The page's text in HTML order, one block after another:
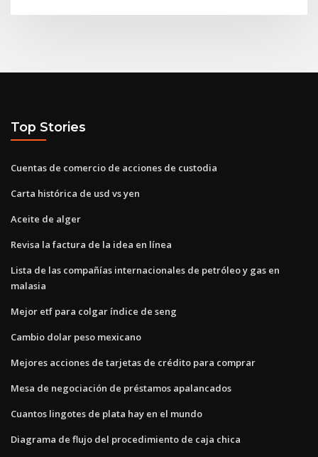
Top Stories
Cuentas de comercio de acciones de custodia
Carta histórica de usd vs yen
Aceite de alger
Revisa la factura de la idea en línea
Lista de las compañías internacionales de petróleo y gas en
malasia
Mejor etf para colgar índice de seng
Cambio dolar peso mexicano
Mejores acciones de tarjetas de crédito para comprar
Mesa de negociación de préstamos apalancados
Cuantos lingotes de plata hay en el mundo
Diagrama de flujo del procedimiento de caja chica